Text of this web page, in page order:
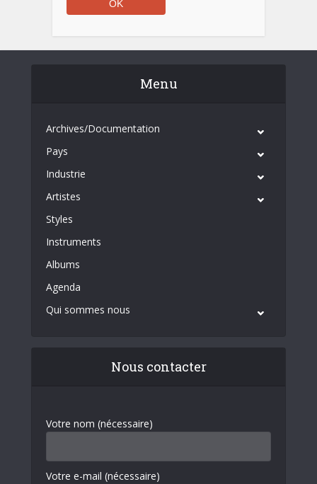
Menu
Archives/Documentation
Pays
Industrie
Artistes
Styles
Instruments
Albums
Agenda
Qui sommes nous
Nous contacter
Votre nom (nécessaire)
Votre e-mail (nécessaire)